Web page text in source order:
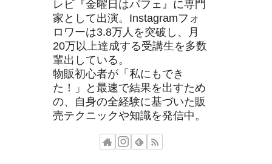
レビ『金曜日はパフェ』に専門
家として出演。Instagramフォ
ロワーは3.8万人を突破し、月
20万以上達成する受講生を多数
輩出している。
物販初心者が「私にもでき
た！」と最速で結果を出すため
の、自身の全経験に基づいた販
売テクニックや知識を発信中。